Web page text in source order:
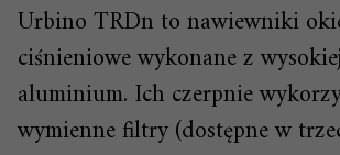
Urbino TRDn to nawiewniki
ciśnieniowe wykonane z
aluminium. Ich czerpnie
wymienne filtry (dostępne w